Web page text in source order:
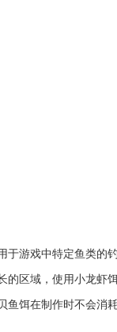
于游戏中特定鱼类的
的区域，使用小龙虾
鱼饵在制作时不会消